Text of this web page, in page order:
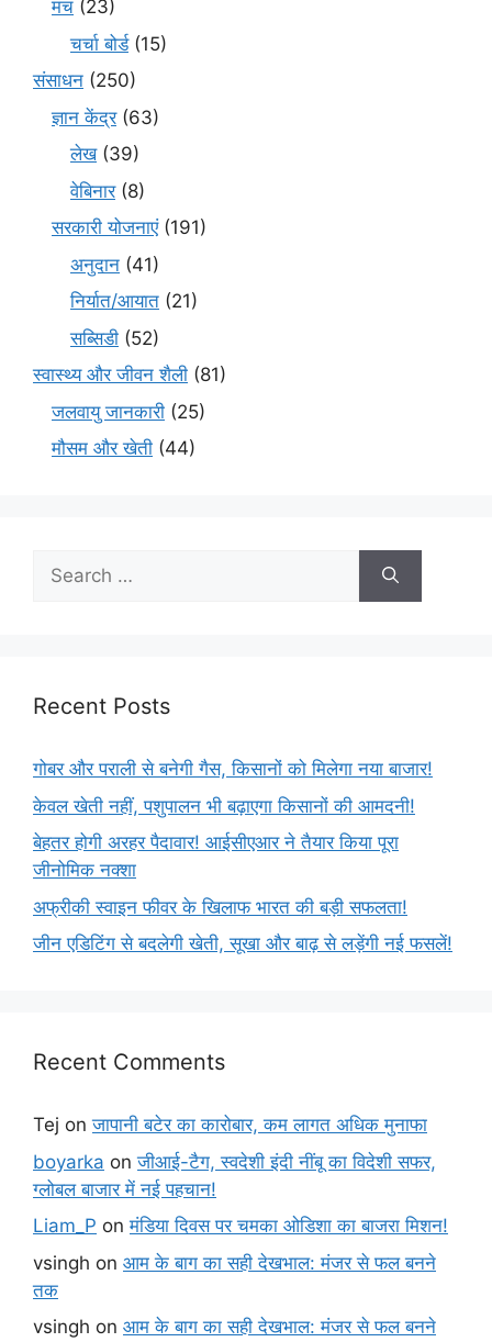
मंच (23)
चर्चा बोर्ड(15)
संसाधन (250)
ज्ञान केंद्र(63)
लेख(39)
वेबिनार(8)
सरकारी योजनाएं(191)
अनुदान (41)
निर्यात/आयात (21)
सब्सिडी (52)
स्वास्थ्य और जीवन शैली (81)
जलवायु जानकारी (25)
मौसम और खेती (44)
Recent Posts
गोबर और पराली से बनेगी गैस, किसानों को मिलेगा नया बाजार!
केवल खेती नहीं, पशुपालन भी बढ़ाएगा किसानों की आमदनी!
बेहतर होगी अरहर पैदावार! आईसीएआर ने तैयार किया पूरा
जीनोमिक नक्शा
अफ्रीकी स्वाइन फीवर के खिलाफ भारत की बड़ी सफलता!
जीन एडिटिंग से बदलेगी खेती, सूखा और बाढ़ से लड़ेंगी नई फसलें!
Recent Comments
Tej onजापानी बटेर का कारोबार, कम लागत अधिक मुनाफा
boyarka onजीआई-टैग, स्वदेशी इंदी नींबू का विदेशी सफर,
ग्लोबल बाजार में नई पहचान!
Liam_P onमंडिया दिवस पर चमका ओडिशा का बाजरा मिशन!
vsingh on आम के बाग का सही देखभाल: मंजर से फल बनने
तक
vsingh on आम के बाग का सही देखभाल: मंजर से फल बनने